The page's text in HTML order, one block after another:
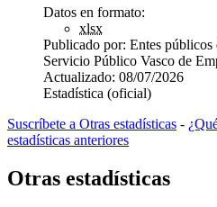
Datos en formato:
xlsx
Publicado por: Entes públicos
Servicio Público Vasco de
Actualizado: 08/07/2026
Estadística (oficial)
Suscríbete a Otras estadísticas -
estadísticas anteriores
Otras estadísticas